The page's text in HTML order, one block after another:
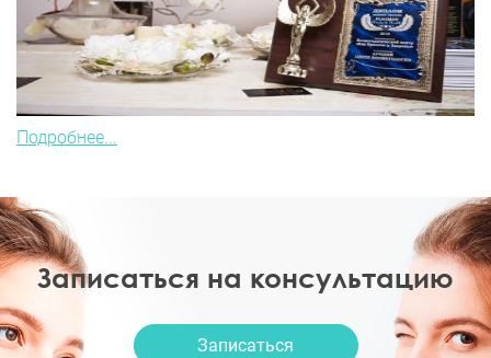
Подробнее...
Записаться на консультацию
Записаться